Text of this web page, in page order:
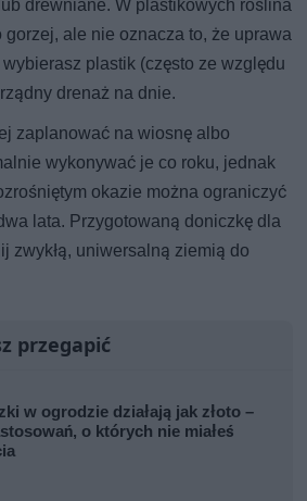
drewniane. W plastikowych roślina
gorzej, ale nie oznacza to, że uprawa
plastik (często ze względu
drenaż na dnie.
zaplanować na wiosnę albo
wykonywać je co roku, jednak
okazie można ograniczyć
lata. Przygotowaną doniczkę dla
zwykłą, uniwersalną ziemią do
przegapić
w ogrodzie działają jak złoto –
o których nie miałeś